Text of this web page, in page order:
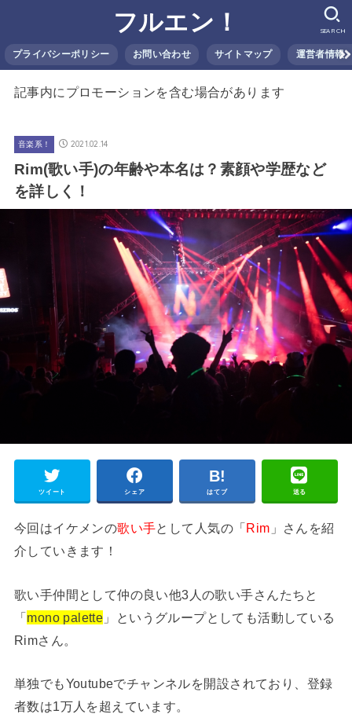
フルエン！
プライバシーポリシー お問い合わせ サイトマップ 運営者情報
SEARCH
記事内にプロモーションを含む場合があります
音楽系！ 2021.02.14
Rim(歌い手)の年齢や本名は？素顔や学歴など
を詳しく！
ツイート シェア はてブ 送る
今回はイケメンの歌い手として人気の「Rim 」さんを紹
介していきます！
歌い手仲間として仲の良い他3人の歌い手さんたちと
「mono palette 」というグループとしても活動している
Rimさん。
単独でもYoutubeでチャンネルを開設されており、登録
者数は1万人を超えています。